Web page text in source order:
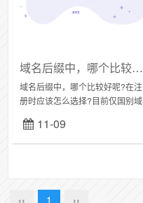
域名后缀中，哪个比较好呢?在注册时应该怎么选择?
域名后缀中，哪个比较好呢?在注
册时应该怎么选择?目前仅国别域
放的一大波新顶级域名和常用主
流域名有上千种之多。从常见的
11-09
‹‹ 1 ››